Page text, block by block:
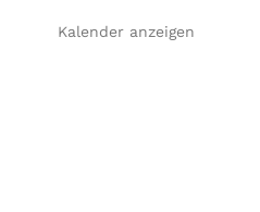
Kalender anzeigen